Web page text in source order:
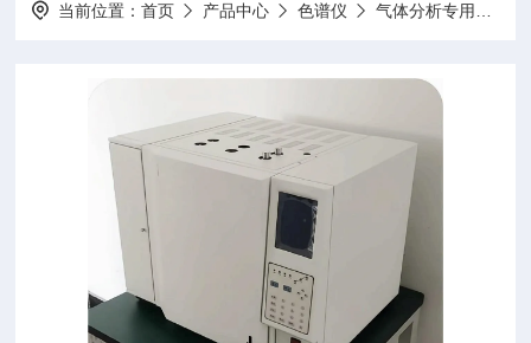
当前位置：首页 产品中心 色谱仪 气体分析专用色谱仪